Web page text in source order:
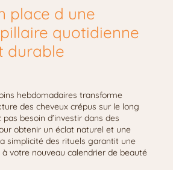
place d une
quotidienne
durable
hebdomadaires transforme
des cheveux crépus sur le long
pas besoin d’investir dans des
obtenir un éclat naturel et une
simplicité des rituels garantit une
votre nouveau calendrier de beauté